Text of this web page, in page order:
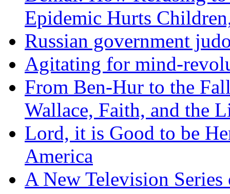
Epidemic Hurts
Russian government
Agitating for mind-
From Ben-Hur to the
Wallace, Faith, and the
Lord, it is Good to be
America
A New Television